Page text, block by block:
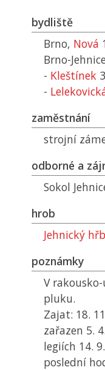
bydliště
Brno, Nová
Brno-
- Kleštínek 3
-
zaměstnání
strojní
odborné a
Sokol
hrob
Jehnický
poznámky
V
pluku.
Zajat: 18.
zařazen 5.
legiích 14.
poslední